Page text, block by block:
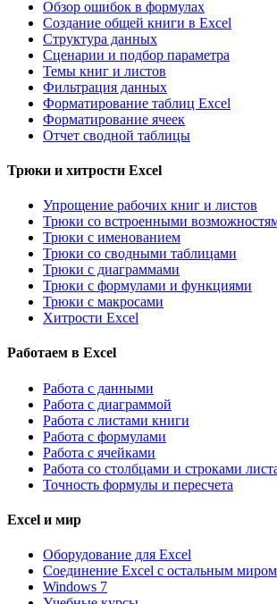
Обзор ошибок в формулах
Создание общей книги в Excel
Структура данных
Сценарии и подбор параметра
Темы книг и листов
Фильтрация данных
Форматирование таблиц Excel
Форматирование ячеек
Отчет сводной таблицы
Трюки и хитрости Excel
Упрощение рабочих книг и листов
Трюки со встроенными
Трюки с именованием
Трюки со сводными таблицами
Трюки с диаграммами
Трюки с формулами и функциями
Трюки с макросами
Хитрости Excel
Работаем в Excel
Работа с данными
Работа с диаграммой
Работа с листами книги
Работа с формулами
Работа с ячейками
Работа со столбцами и строками
Точность формулы и пересчета
Excel и мир
Оборудование для Excel
Соединение Excel с остальным миром
Windows 7